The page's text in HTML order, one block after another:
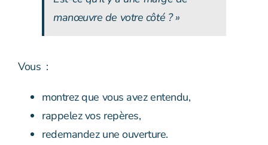
manœuvre de votre côté ? »
Vous :
montrez que vous avez entendu,
rappelez vos repères,
redemandez une ouverture.